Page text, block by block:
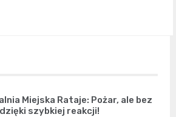
Miejska Rataje: Pożar, ale bez
szybkiej reakcji!